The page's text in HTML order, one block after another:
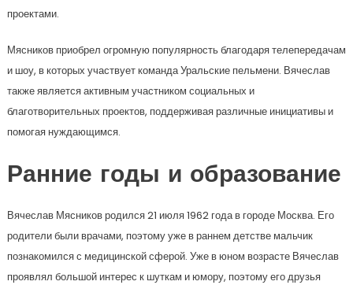
проектами.
Мясников приобрел огромную популярность благодаря телепередачам
и шоу, в которых участвует команда Уральские пельмени. Вячеслав
также является активным участником социальных и
благотворительных проектов, поддерживая различные инициативы и
помогая нуждающимся.
Ранние годы и образование
Вячеслав Мясников родился 21 июля 1962 года в городе Москва. Его
родители были врачами, поэтому уже в раннем детстве мальчик
познакомился с медицинской сферой. Уже в юном возрасте Вячеслав
проявлял большой интерес к шуткам и юмору, поэтому его друзья